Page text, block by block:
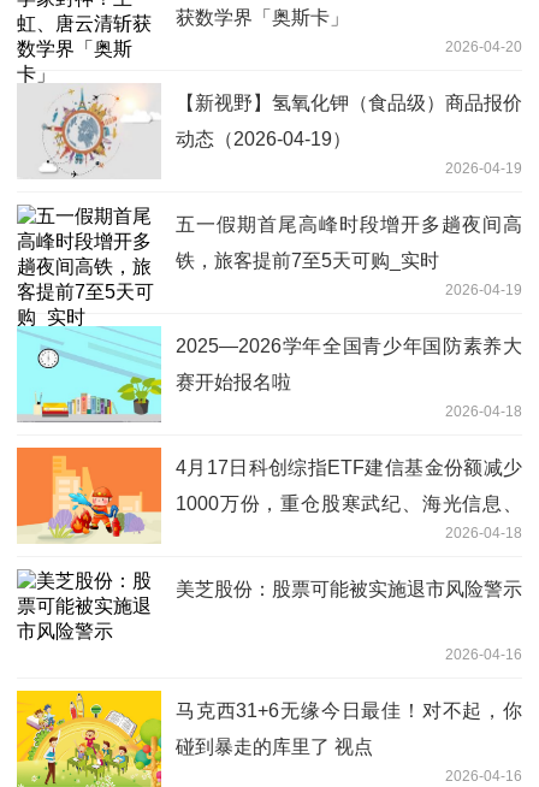
获数学界「奥斯卡」
2026-04-20
【新视野】氢氧化钾（食品级）商品报价
动态（2026-04-19）
2026-04-19
五一假期首尾高峰时段增开多趟夜间高
铁，旅客提前7至5天可购_实时
2026-04-19
2025—2026学年全国青少年国防素养大
赛开始报名啦
2026-04-18
4月17日科创综指ETF建信基金份额减少
1000万份，重仓股寒武纪、海光信息、
2026-04-18
美芝股份：股票可能被实施退市风险警示
2026-04-16
马克西31+6无缘今日最佳！对不起，你
碰到暴走的库里了 视点
2026-04-16